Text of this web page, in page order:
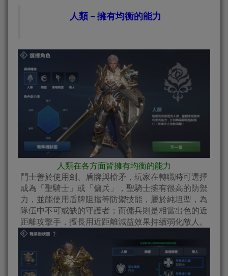
人類－擁有均衡的能力
人類在各方面皆擁有均衡的能力
鬥士善於使用劍、盾牌與槍矛，玩家在轉職時可選擇
成為「聖騎士」或「傭兵」，聖騎士擁有很高的防禦
力，並能使用盾牌阻擋等防禦技能，屬於純坦型，為
隊伍中不可或缺的守護者；而傭兵則是相當出色的近
距離攻擊手，擅長用近距離減益效果持續弱化敵人。